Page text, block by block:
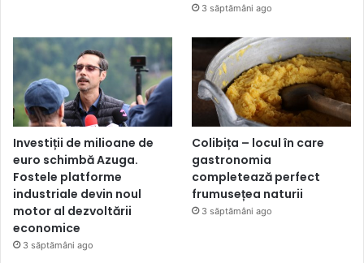
3 săptămâni ago
Investiții de milioane de
euro schimbă Azuga.
Fostele platforme
industriale devin noul
motor al dezvoltării
economice
3 săptămâni ago
Colibița – locul în care
gastronomia
completează perfect
frumusețea naturii
3 săptămâni ago